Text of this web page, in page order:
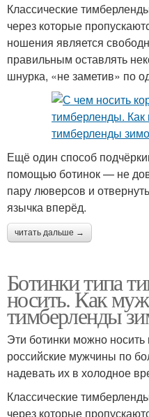
Классические
через которые
ношения является
правильным оставлять
шнурка, «не заметив» по
Ещё один способ
помощью ботинок — не
пару люверсов и
язычка вперёд.
читать дальше →
Ботинки типа
носить. Как
тимберленды
Эти ботинки можно носить
российские мужчины по
надевать их в холодное
Классические
через которые